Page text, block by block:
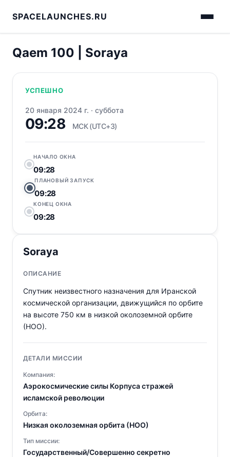
SPACELAUNCHES.RU
Qaem 100 | Soraya
УСПЕШНО
20 января 2024 г. · суббота
09:28 МСК (UTC+3)
НАЧАЛО ОКНА
09:28
ПЛАНОВЫЙ ЗАПУСК
09:28
КОНЕЦ ОКНА
09:28
Soraya
ОПИСАНИЕ
Спутник неизвестного назначения для Иранской
космической организации, движущийся по орбите
на высоте 750 км в низкой околоземной орбите
(НОО).
ДЕТАЛИ МИССИИ
Компания:
Аэрокосмические силы Корпуса стражей
исламской революции
Орбита:
Низкая околоземная орбита (НОО)
Тип миссии:
Государственный/Совершенно секретно